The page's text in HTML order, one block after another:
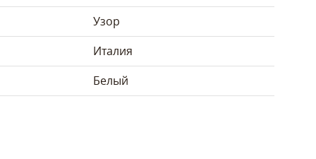
Узор
Италия
Белый